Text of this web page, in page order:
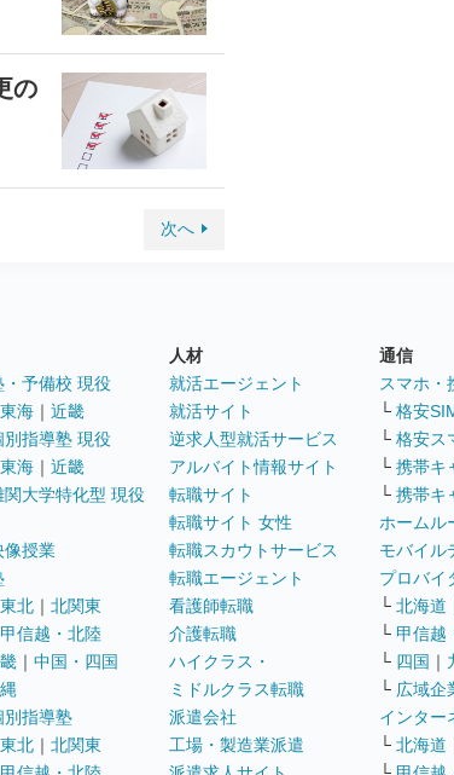
の
次へ
・予備校 現役
東海 ｜ 近畿
別指導塾 現役
東海 ｜ 近畿
関大学特化型 現役
像授業
東北 ｜ 北関東
甲信越・北陸
｜ 中国・四国
別指導塾
東北 ｜ 北関東
人材
就活エージェント
就活サイト
逆求人型就活サービス
アルバイト情報サイト
転職サイト
転職サイト 女性
転職スカウトサービス
転職エージェント
看護師転職
介護転職
ハイクラス・
ミドルクラス転職
派遣会社
工場・製造業派遣
通信
スマホ・
└ 格安
└ 格安ス
└ 携帯キ
└ 携帯キ
ホームル
モバイル
プロバイ
└ 北海道
└ 甲信越
└ 四国 ｜
└ 広域企
インター
└ 北海道